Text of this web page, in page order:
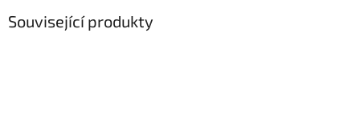
Související produkty